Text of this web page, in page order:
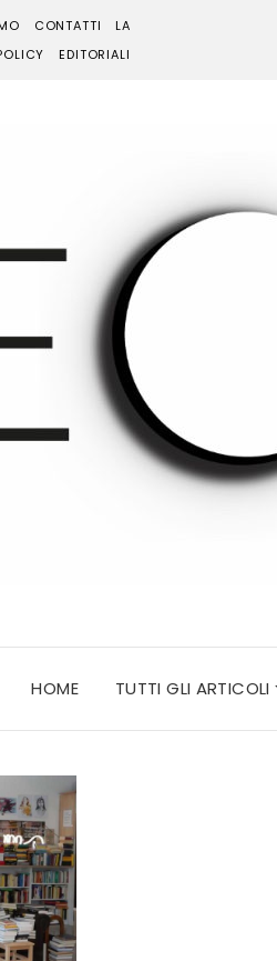
CONTATTI
LA
EDITORIALI
HOME TUTTI GLI ARTICOLI